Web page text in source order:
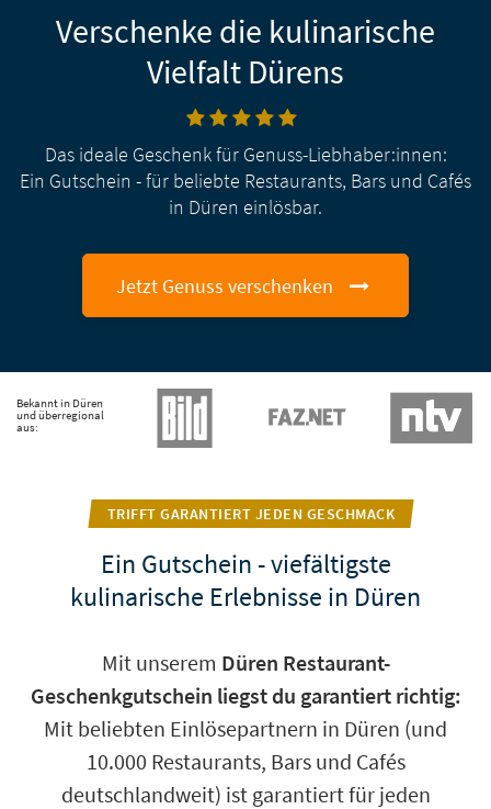
Verschenke die kulinarische
Vielfalt Dürens
Das ideale Geschenk für Genuss-Liebhaber:innen:
Ein Gutschein - für beliebte Restaurants, Bars und Cafés
in Düren einlösbar.
Jetzt Genuss verschenken
Bekannt in Düren
und überregional
aus:
TRIFFT GARANTIERT JEDEN GESCHMACK
Ein Gutschein - viefältigste
kulinarische Erlebnisse in Düren
Mit unserem Düren Restaurant-
Geschenkgutschein liegst du garantiert richtig:
Mit beliebten Einlösepartnern in Düren (und
10.000 Restaurants, Bars und Cafés
deutschlandweit) ist garantiert für jeden